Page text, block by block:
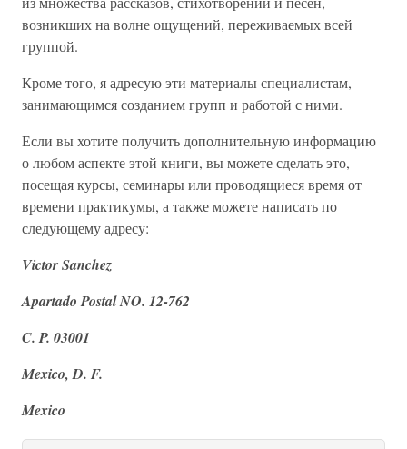
возникших на волне ощущений, переживаемых всей
группой.
Кроме того, я адресую эти материалы специалистам,
занимающимся созданием групп и работой с ними.
Если вы хотите получить дополнительную информацию
о любом аспекте этой книги, вы можете сделать это,
посещая курсы, семинары или проводящиеся время от
времени практикумы, а также можете написать по
следующему адресу:
Victor Sanchez
Apartado Postal NO. 12-762
C. P. 03001
Mexico, D. F.
Mexico